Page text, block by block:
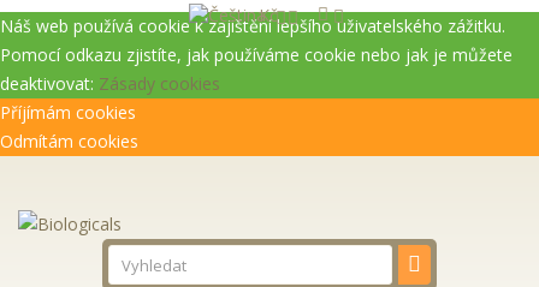
Náš web používá cookie k zajištění lepšího uživatelského zážitku.
Pomocí odkazu zjistíte, jak používáme cookie nebo jak je můžete
deaktivovat: Zásady cookies
Příjímám cookies
Odmítám cookies
Kč